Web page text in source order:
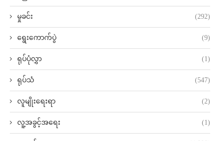
မှုခင်း (292)
ရွေးကောက်ပွဲ (9)
ရုပ်ပုံလွှာ (1)
ရုပ်သံ (547)
လူမျိုးရေးရာ (2)
လူ့အခွင့်အရေး (1)